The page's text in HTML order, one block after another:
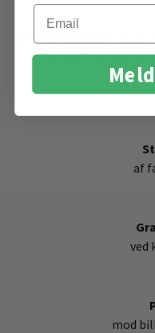
Anbefalet
Homme
af
ved
mod
Email